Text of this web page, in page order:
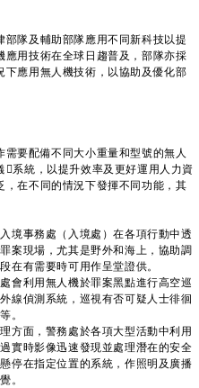
隊及輔助部隊應用不同新科技以提
用技術在全球日趨普及，部隊亦採
應用無人機技術，以協助及優化部
需要配備不同大小重量和型號的無人
系統，以提升效率及更好運用人力資
在不同的情況下發揮不同功能，其
境事務處（入境處）在各項行動中透
案現場，尤其是野外和海上，協助調
在有需要時可用作呈堂證供。
會利用無人機於罪案黑點進行高空巡
線偵測系統，巡視有否可疑人士徘徊
。
方面，警務處於各項大型活動中利用
實時影像迅速發現並處理潛在的安全
停在指定位置的系統，作照明及廣播
。